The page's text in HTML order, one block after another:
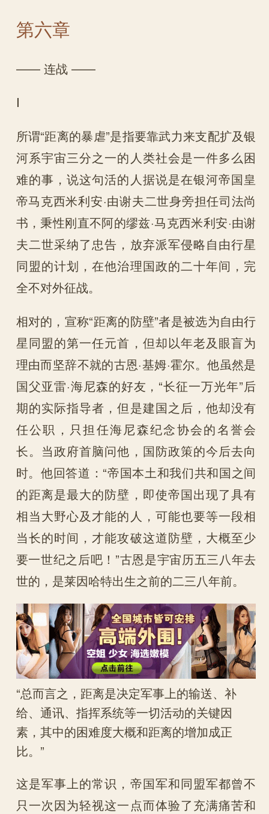
第六章
—— 连战 ——
Ⅰ
所谓“距离的暴虐”是指要靠武力来支配扩及银
河系宇宙三分之一的人类社会是一件多么困
难的事，说这句活的人据说是在银河帝国皇
帝马克西米利安·由谢夫二世身旁担任司法尚
书，秉性刚直不阿的缪兹·马克西米利安·由谢
夫二世采纳了忠告，放弃派军侵略自由行星
同盟的计划，在他治理国政的二十年间，完
全不对外征战。
相对的，宣称“距离的防壁”者是被选为自由行
星同盟的第一任元首，但却以年老及眼盲为
理由而坚辞不就的古恩·基姆·霍尔。他虽然是
国父亚雷·海尼森的好友，“长征一万光年”后
期的实际指导者，但是建国之后，他却没有
任公职，只担任海尼森纪念协会的名誉会
长。当政府首脑问他，国防政策的今后去向
时。他回答道：“帝国本土和我们共和国之间
的距离是最大的防壁，即使帝国出现了具有
相当大野心及才能的人，可能也要等一段相
当长的时间，才能攻破这道防壁，大概至少
要一世纪之后吧！”古恩是宇宙历五三八年去
世的，是莱因哈特出生之前的二三八年前。
“总而言之，距离是决定军事上的输送、补
给、通讯、指挥系统等一切活动的关键因
素，其中的困难度大概和距离的增加成正
比。”
这是军事上的常识，帝国军和同盟军都曾不
只一次因为轻视这一点而体验了充满痛苦和